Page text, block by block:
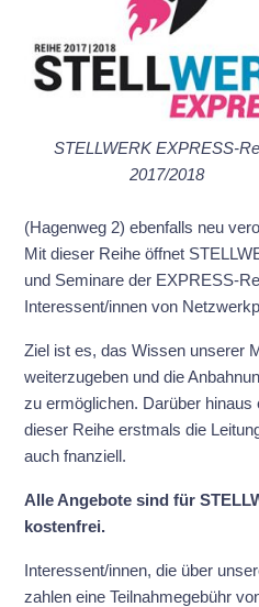
STELLWERK EXPRESS-
2017/2018
(Hagenweg 2) ebenfalls neu
Mit dieser Reihe öffnet
und Seminare der EXPRESS-
Interessent/innen von
Ziel ist es, das Wissen unserer
weiterzugeben und die
zu ermöglichen. Darüber
dieser Reihe erstmals die
auch fnanziell.
Alle Angebote sind für
kostenfrei.
Interessent/innen, die über
zahlen eine Teilnahmegebühr